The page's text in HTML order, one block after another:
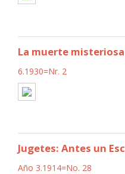
La muerte
6.1930=Nr. 2
Jugetes: Antes un
Año 3.1914=No. 28